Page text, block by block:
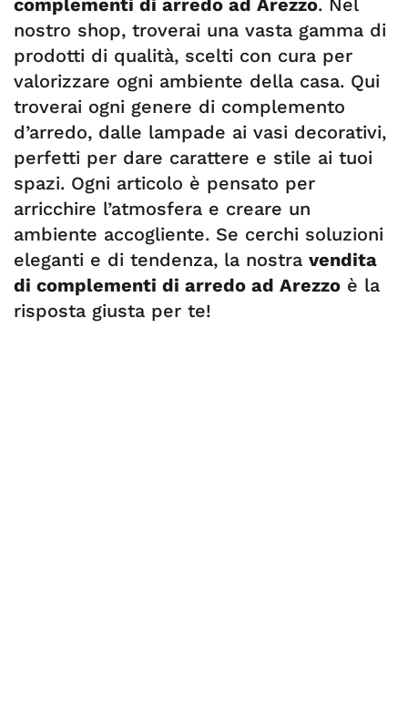
complementi di arredo ad Arezzo. Nel
nostro shop, troverai una vasta gamma di
prodotti di qualità, scelti con cura per
valorizzare ogni ambiente della casa. Qui
troverai ogni genere di complemento
d’arredo, dalle lampade ai vasi decorativi,
perfetti per dare carattere e stile ai tuoi
spazi. Ogni articolo è pensato per
arricchire l’atmosfera e creare un
ambiente accogliente. Se cerchi soluzioni
eleganti e di tendenza, la nostra vendita
di complementi di arredo ad Arezzo è la
risposta giusta per te!